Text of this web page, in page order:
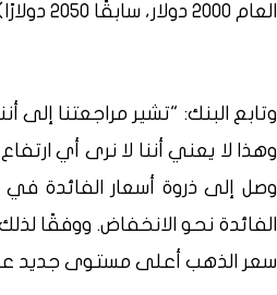
العام 2000 دولار، سابقًا 2050 دولارًا).
وتابع البنك: "تشير مراجعتنا إلى
وهذا لا يعني أننا لا نرى أي
وصل إلى ذروة أسعار الفائدة
الفائدة نحو الانخفاض. ووفقًا
سعر الذهب أعلى مستوى جديد على